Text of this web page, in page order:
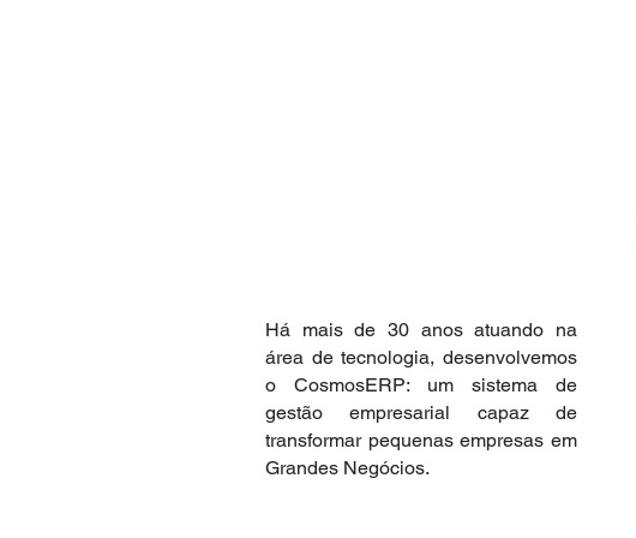
Há mais de 30 anos atuando na
área de tecnologia, desenvolvemos
o CosmosERP: um sistema de
gestão empresarial capaz de
transformar pequenas empresas em
Grandes Negócios.